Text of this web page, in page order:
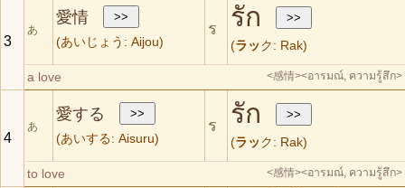
3
あ
愛情
(あいじょう: Aijou)
ร รัก
(ラック: Rak)
a love <感情><อารมณ์, ความรู้สึก>
4
あ
愛する
(あいする: Aisuru)
ร รัก
(ラック: Rak)
to love <感情><อารมณ์, ความรู้สึก>